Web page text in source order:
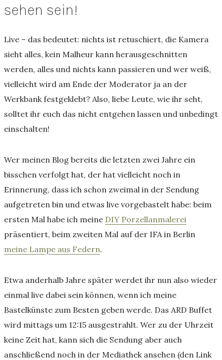
sehen sein!
Live – das bedeutet: nichts ist retuschiert, die Kamera
sieht alles, kein Malheur kann herausgeschnitten
werden, alles und nichts kann passieren und wer weiß,
vielleicht wird am Ende der Moderator ja an der
Werkbank festgeklebt? Also, liebe Leute, wie ihr seht,
solltet ihr euch das nicht entgehen lassen und unbedingt
einschalten!
Wer meinen Blog bereits die letzten zwei Jahre ein
bisschen verfolgt hat, der hat vielleicht noch in
Erinnerung, dass ich schon zweimal in der Sendung
aufgetreten bin und etwas live vorgebastelt habe: beim
ersten Mal habe ich meine DIY Porzellanmalerei
präsentiert, beim zweiten Mal auf der IFA in Berlin
meine Lampe aus Federn.
Etwa anderhalb Jahre später werdet ihr nun also wieder
einmal live dabei sein können, wenn ich meine
Bastelkünste zum Besten geben werde. Das ARD Buffet
wird mittags um 12:15 ausgestrahlt. Wer zu der Uhrzeit
keine Zeit hat, kann sich die Sendung aber auch
anschließend noch in der Mediathek ansehen (den Link